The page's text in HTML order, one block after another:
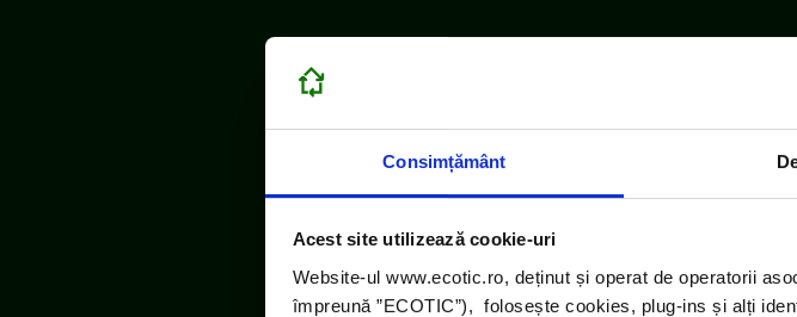
Consimțământ
Acest site utilizează cookie-uri
Website-ul www.ecotic.ro, deținut și operat de operatorii
împreună ”ECOTIC”), folosește cookies, plug-ins și alți